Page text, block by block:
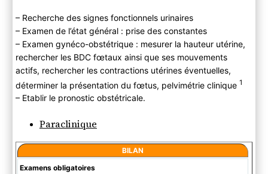
– Recherche des signes fonctionnels urinaires
– Examen de l’état général : prise des constantes
– Examen gynéco-obstétrique : mesurer la hauteur utérine,
rechercher les BDC fœtaux ainsi que ses mouvements
actifs, rechercher les contractions utérines éventuelles,
déterminer la présentation du fœtus, pelvimétrie clinique 1
– Etablir le pronostic obstétricale.
Paraclinique
BILAN
Examens obligatoires